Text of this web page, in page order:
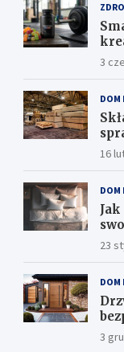
3
DOM
16
DOM
23
DOM
3